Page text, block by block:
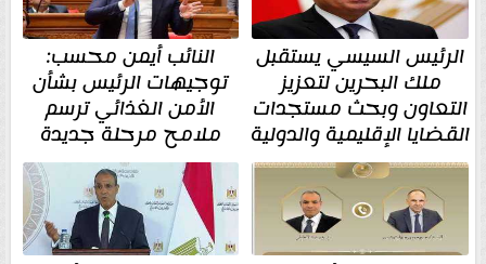
الرئيس السيسي يستقبل
ملك البحرين لتعزيز
التعاون وبحث مستجدات
القضايا الإقليمية والدولية
النائب أيمن محسب:
توجيهات الرئيس بشأن
الأمن الغذائي ترسم
ملامح مرحلة جديدة